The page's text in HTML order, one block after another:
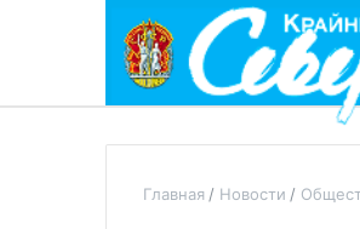
Главная Новости